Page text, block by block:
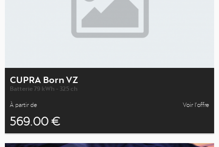
CUPRA Born VZ
Batterie 79 kWh - 325 ch
À partir de
569.00 €
Voir l’offre